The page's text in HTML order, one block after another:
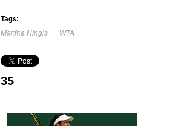
Tags:
Martina Hingis
WTA
35